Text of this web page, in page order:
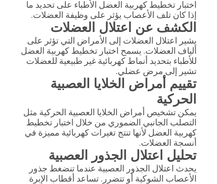
اختبار تخطيط كهربية العضل الأطباء على تحديد ما
إذا كان تلف الأعصاب يؤثر على وظيفة العضلات.
الكشف عن اعتلال العضلات
يشير اعتلال العضلات إلى الأمراض التي تؤثر على
ألياف العضلات. يسمح اختبار تخطيط كهربية العضل
للأطباء بتحديد أنماط كهربائية غير طبيعية للعضلات
تشير إلى مرض عضلي.
تقييم أمراض الخلايا العصبية
الحركية
يمكن تشخيص أمراض الخلايا العصبية الحركية مثل
التصلب الجانبي الضموري من خلال اختبار تخطيط
كهربية العضل لأنها تنتج تغيرات كهربائية مميزة في
أنسجة العضلات.
تحليل اعتلال الجذور العصبية
يحدث اعتلال الجذور العصبية عندما تنضغط جذور
الأعصاب الشوكية أو تتضرر. تساعد أقطاب الإبرة